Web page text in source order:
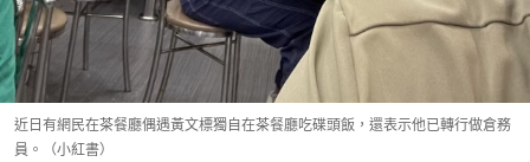
近日有網民在茶餐廳偶遇黃文標獨自在茶餐廳吃碟頭飯，還表示他已轉行做倉務
員。（小紅書）